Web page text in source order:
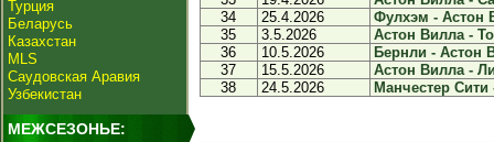
Турция
Беларусь
Казахстан
MLS
Саудовская Аравия
Узбекистан
МЕЖСЕЗОНЬЕ:
34
25.4.2026
Фулхэм - Астон
35
3.5.2026
Астон Вилла -
36
10.5.2026
Бернли - Астон
37
15.5.2026
Астон Вилла -
38
24.5.2026 Манчестер